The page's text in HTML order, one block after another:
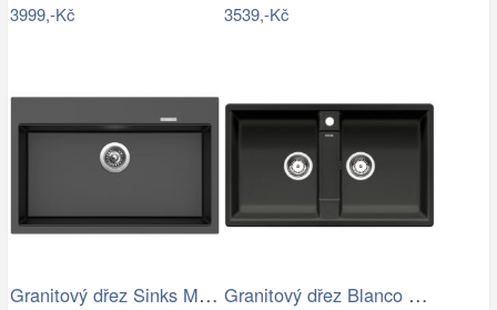
3999,-Kč 3539,-Kč
Granitový dřez Sinks MAXIMO 780… Granitový dřez Blanco ZIA 9 antracit…